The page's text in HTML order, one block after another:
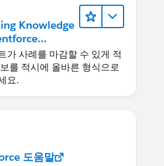
Knowledge
개선
가 사례를 마감할 수 있게 적
를 적시에 올바른 형식으로
요.
도움말